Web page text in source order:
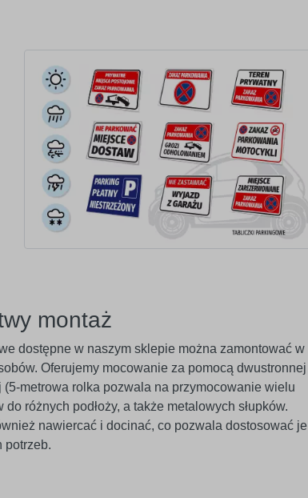
montaż
dostępne w naszym sklepie można zamontować w
Oferujemy mocowanie za pomocą dwustronnej
(5-metrowa rolka pozwala na przymocowanie wielu
różnych podłoży, a także metalowych słupków.
nawiercać i docinać, co pozwala dostosować je
potrzeb.